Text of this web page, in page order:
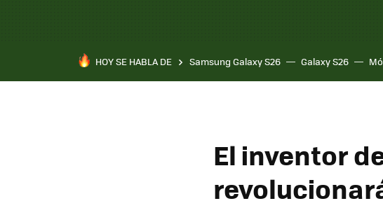
HOY SE HABLA DE Samsung Galaxy S26 Galaxy S26
El inventor